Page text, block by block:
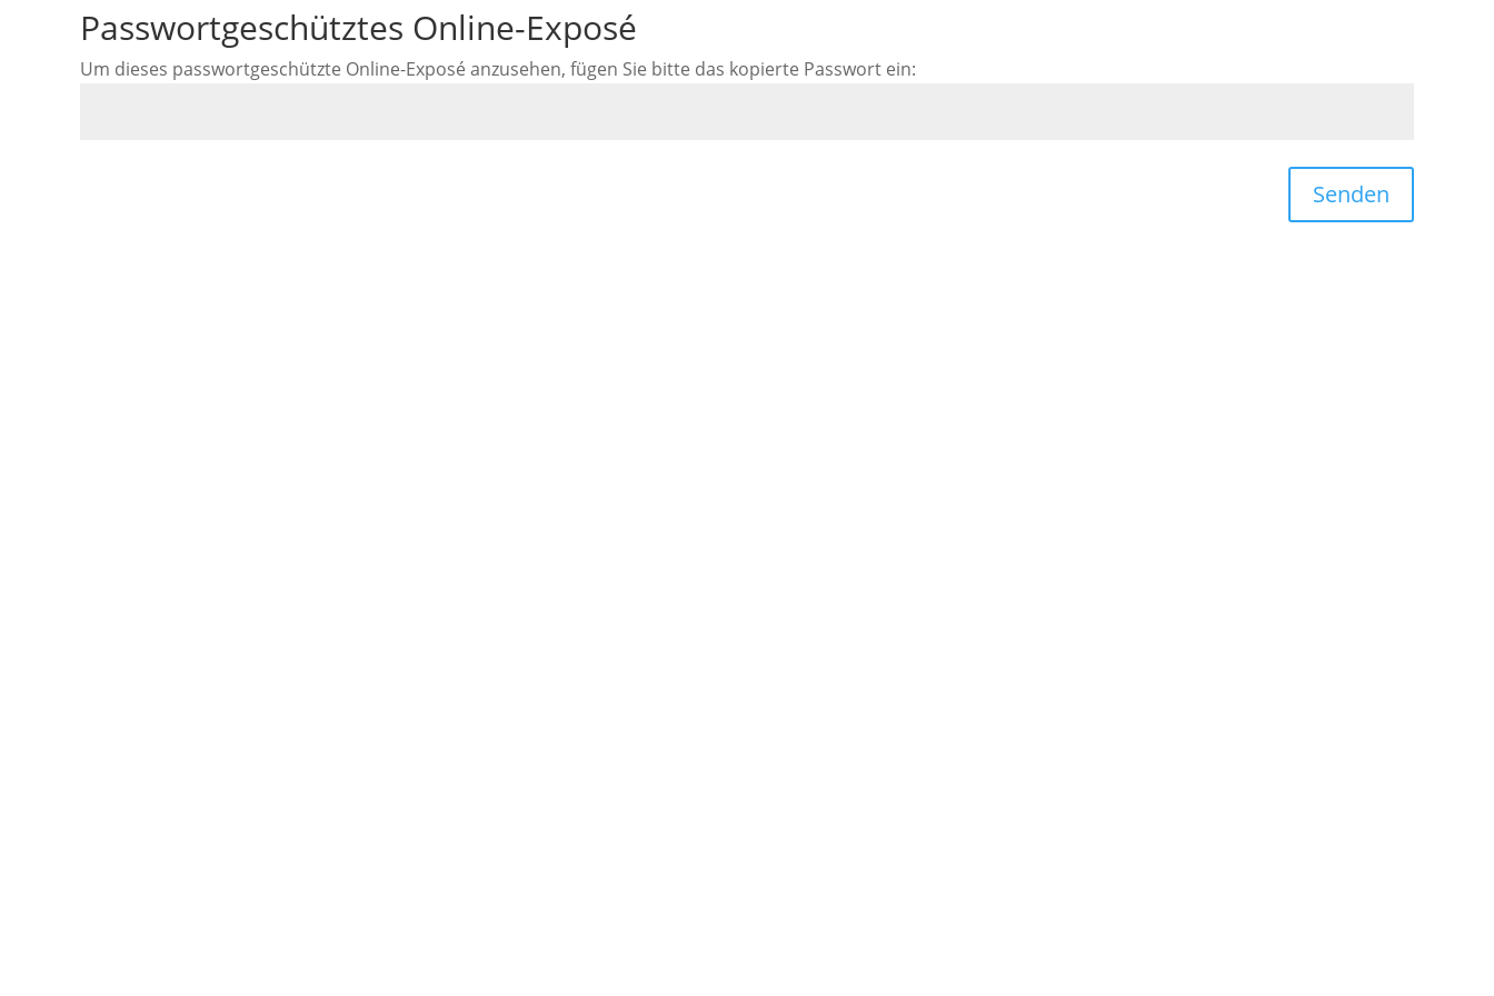
Passwortgeschütztes Online-Exposé
Um dieses passwortgeschützte Online-Exposé anzusehen, fügen Sie bitte das kopierte Passwort ein:
Senden